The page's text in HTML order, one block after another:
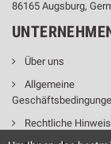
86165 Augsburg,
Über uns
Allgemeine
Rechtliche